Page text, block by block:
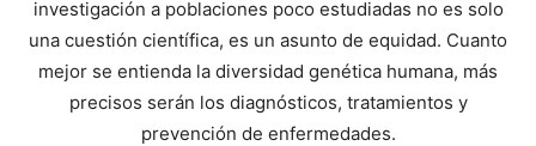
investigación a poblaciones poco estudiadas no es solo
una cuestión científica, es un asunto de equidad. Cuanto
mejor se entienda la diversidad genética humana, más
precisos serán los diagnósticos, tratamientos y
prevención de enfermedades.